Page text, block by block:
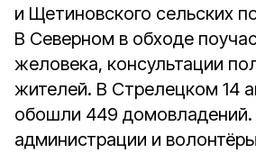
и Щетиновского сельских
В Северном в обходе
желовека, консультации
жителей. В Стрелецком 14
обошли 449 домовладений.
администрации и